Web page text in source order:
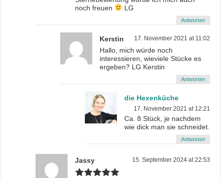
noch freuen
LG
Antworten
Kerstin 17. November 2021 at 11:02
Hallo, mich würde noch
interessieren, wieviele Stücke es
ergeben? LG Kerstin
Antworten
die Hexenküche
17. November 2021 at 12:21
Ca. 8 Stück, je nachdem
wie dick man sie schneidet.
Antworten
Jassy 15. September 2024 at 22:53